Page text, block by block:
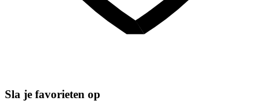
Sla je favorieten op